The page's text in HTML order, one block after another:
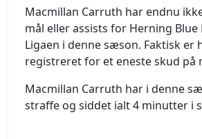
Macmillan Carruth har endnu
mål eller assists for Herning Blue
Ligaen i denne sæson. Faktisk er
registreret for et eneste skud på
Macmillan Carruth har i denne
straffe og siddet ialt 4 minutter i